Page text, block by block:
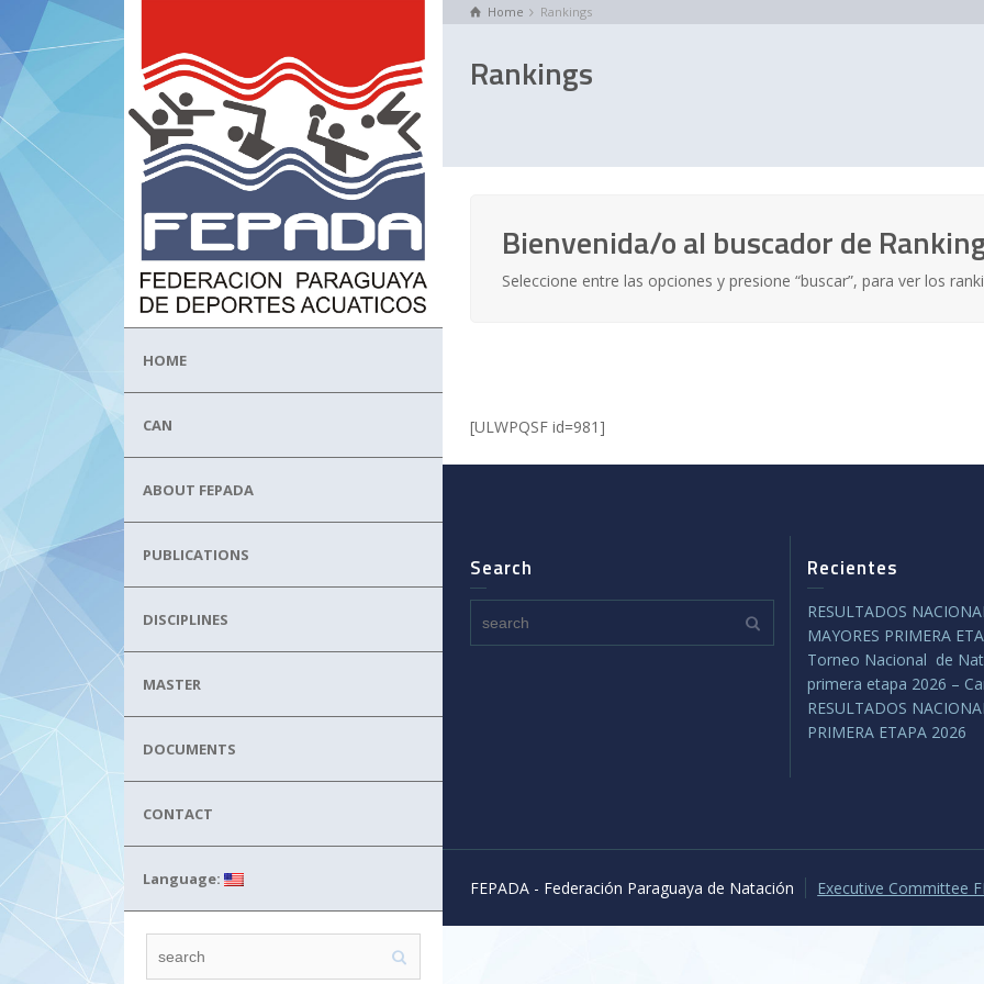
HOME
CAN
ABOUT FEPADA
PUBLICATIONS
DISCIPLINES
MASTER
DOCUMENTS
CONTACT
Language:
Home Rankings
Rankings
Bienvenida/o al buscador de
Seleccione entre las opciones y presione “buscar”, para ver los
[ULWPQSF id=981]
Search Recientes
RESULTADOS
MAYORES PRIMERA
Torneo Nacional de
primera etapa 2026 –
RESULTADOS
PRIMERA ETAPA 2026
FEPADA - Federación Paraguaya de Natación Executive Committee